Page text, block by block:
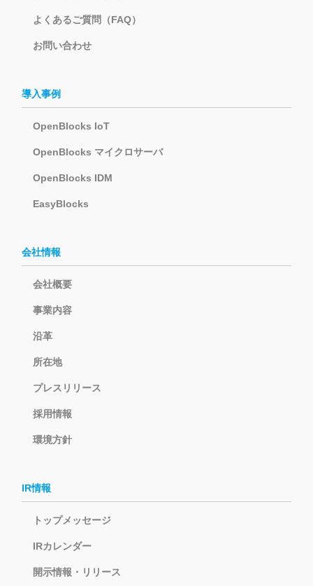
よくあるご質問（FAQ）
お問い合わせ
導入事例
OpenBlocks IoT
OpenBlocks マイクロサーバ
OpenBlocks IDM
EasyBlocks
会社情報
会社概要
事業内容
沿革
所在地
プレスリリース
採用情報
環境方針
IR情報
トップメッセージ
IRカレンダー
開示情報・リリース